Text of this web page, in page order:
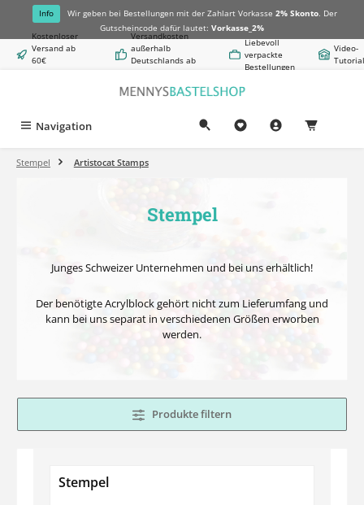
springen
Info Wir geben bei Bestellungen mit der Zahlart Vorkasse 2% Skonto. Der
Gutscheincode dafür lautet: Vorkasse_2%
Kostenloser
Versand ab
60€
Versandkosten
außerhalb
Deutschlands ab
Liebevoll
verpackte
Bestellungen
Video-
Navigation
Stempel Artistocat Stamps
Stempel
Junges Schweizer Unternehmen und bei uns erhältlich!
Der benötigte Acrylblock gehört nicht zum Lieferumfang und
kann bei uns separat in verschiedenen Größen erworben
werden.
Produkte filtern
Stempel